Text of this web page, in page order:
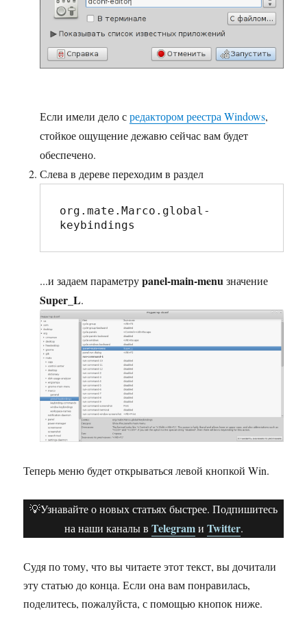
Если имели дело средактором реестра Windows,
стойкое ощущение дежавю сейчас вам будет
обеспечено.
Слева в дереве переходим в раздел
org.mate.Marco.global-
keybindings
...и задаем параметруpanel-main-menuзначение
Super_L.
Теперь меню будет открываться левой кнопкой Win.
💡Узнавайте о новых статьях быстрее. Подпишитесь
на наши каналы в Telegramи Twitter.
Судя по тому, что вы читаете этот текст, вы дочитали
эту статью до конца. Если она вам понравилась,
поделитесь, пожалуйста, с помощью кнопок ниже.